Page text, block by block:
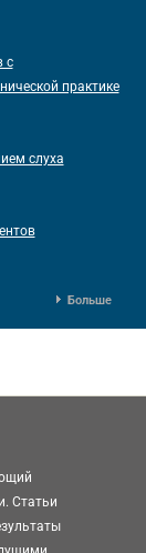
с
практике
слуха
Больше
Статьи